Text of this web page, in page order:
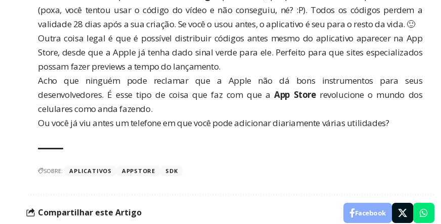
(poxa, você tentou usar o código do vídeo e não conseguiu, né? :P). Todos os códigos perdem a
validade 28 dias após a sua criação. Se você o usou antes, o aplicativo é seu para o resto da vida. 🙂
Outra coisa legal é que é possível distribuir códigos antes mesmo do aplicativo aparecer na App
Store, desde que a Apple já tenha dado sinal verde para ele. Perfeito para que sites especializados
possam fazer previews a tempo do lançamento.
Acho que ninguém pode reclamar que a Apple não dá bons instrumentos para seus
desenvolvedores. É esse tipo de coisa que faz com que aApp Storerevolucione o mundo dos
celulares como anda fazendo.
Ou você já viu antes um telefone em que você pode adicionar diariamente várias utilidades?
SOBRE: APLICATIVOS APPSTORE SDK
Compartilhar este Artigo Facebook